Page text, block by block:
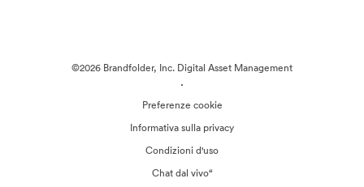
©2026 Brandfolder, Inc. Digital Asset Management
·
Preferenze cookie
Informativa sulla privacy
Condizioni d'uso
Chat dal vivo“